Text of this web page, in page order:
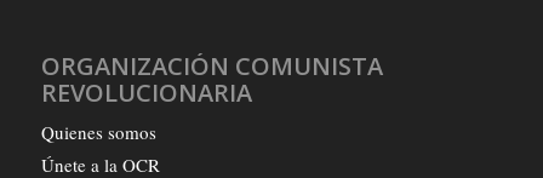
ORGANIZACIÓN COMUNISTA
REVOLUCIONARIA
Quienes somos
Únete a la OCR